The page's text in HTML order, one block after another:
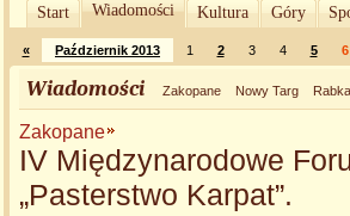
Start Wiadomości Kultura Góry
« Październik 2013 1 2 3 4 5 6
Wiadomości Zakopane Nowy Targ
Zakopane
IV Międzynarodowe
„Pasterstwo Karpat”.